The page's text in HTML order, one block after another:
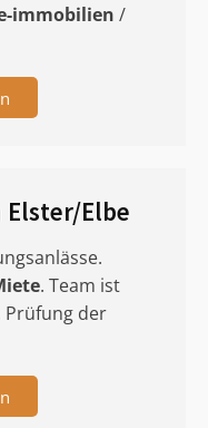
immobilien /
Elster/Elbe
. Team ist
Prüfung der